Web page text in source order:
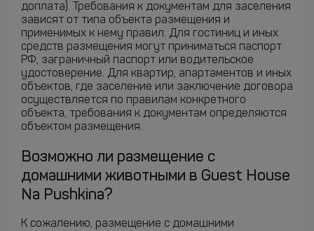
доплата). Требования к документам для заселения
зависят от типа объекта размещения и
применимых к нему правил. Для гостиниц и иных
средств размещения могут приниматься паспорт
РФ, заграничный паспорт или водительское
удостоверение. Для квартир, апартаментов и иных
объектов, где заселение или заключение договора
осуществляется по правилам конкретного
объекта, требования к документам определяются
объектом размещения.
Возможно ли размещение с
домашними животными в Guest House
Na Pushkina?
К сожалению, размещение с домашними